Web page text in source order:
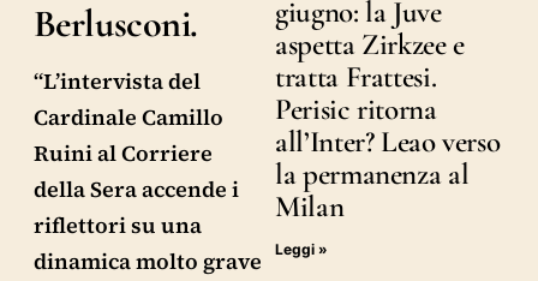
Berlusconi.
“L’intervista del
Cardinale Camillo
Ruini al Corriere
della Sera accende i
riflettori su una
dinamica molto grave
giugno: la Juve
aspetta Zirkzee e
tratta Frattesi.
Perisic ritorna
all’Inter? Leao verso
la permanenza al
Milan
Leggi »